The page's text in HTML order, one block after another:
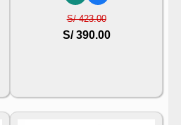
S/ 423.00
S/ 390.00